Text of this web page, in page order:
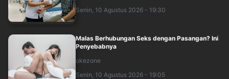
Senin, 10 Agustus 2026 - 19:30
Malas Berhubungan Seks dengan Pasangan? Ini
Penyebabnya
okezone
Senin, 10 Agustus 2026 - 19:05